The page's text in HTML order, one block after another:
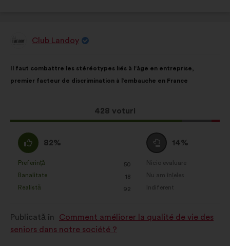
PropunereClub Landoy
propunerii:
Il faut combattre les stéréotypes liés à l’âge en entreprise,
premier facteur de discrimination à l’embauche en France
Această
propunere
428 voturi
următoarea
distribuire:
Acord
:
82%
clasificarea:
Preferință
: 50
ori
Banalitate
: 18
ori
Realistă
: 92
ori
Neutru
:
14%
clasificarea:
Nicio evaluare
:ori
Nu am înțeles
:ori
Indiferent
:ori
Publicată în
Comment améliorer la qualité de vie des
seniors dans notre société ?